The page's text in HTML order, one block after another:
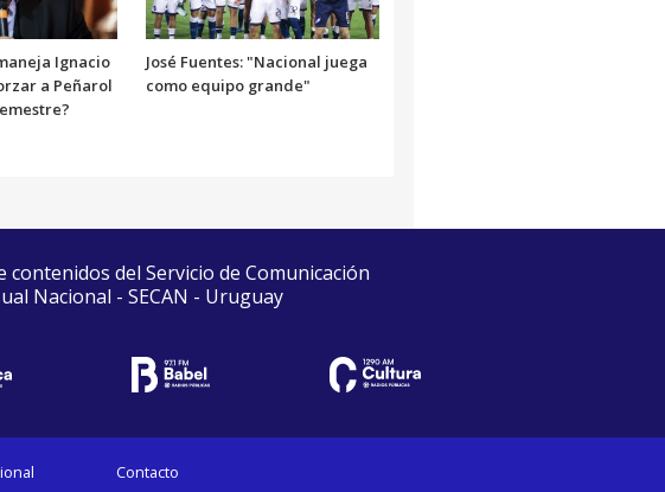
Ignacio
a Peñarol
José Fuentes: "Nacional juega
como equipo grande"
contenidos del Servicio de Comunicación
Nacional - SECAN - Uruguay
Contacto